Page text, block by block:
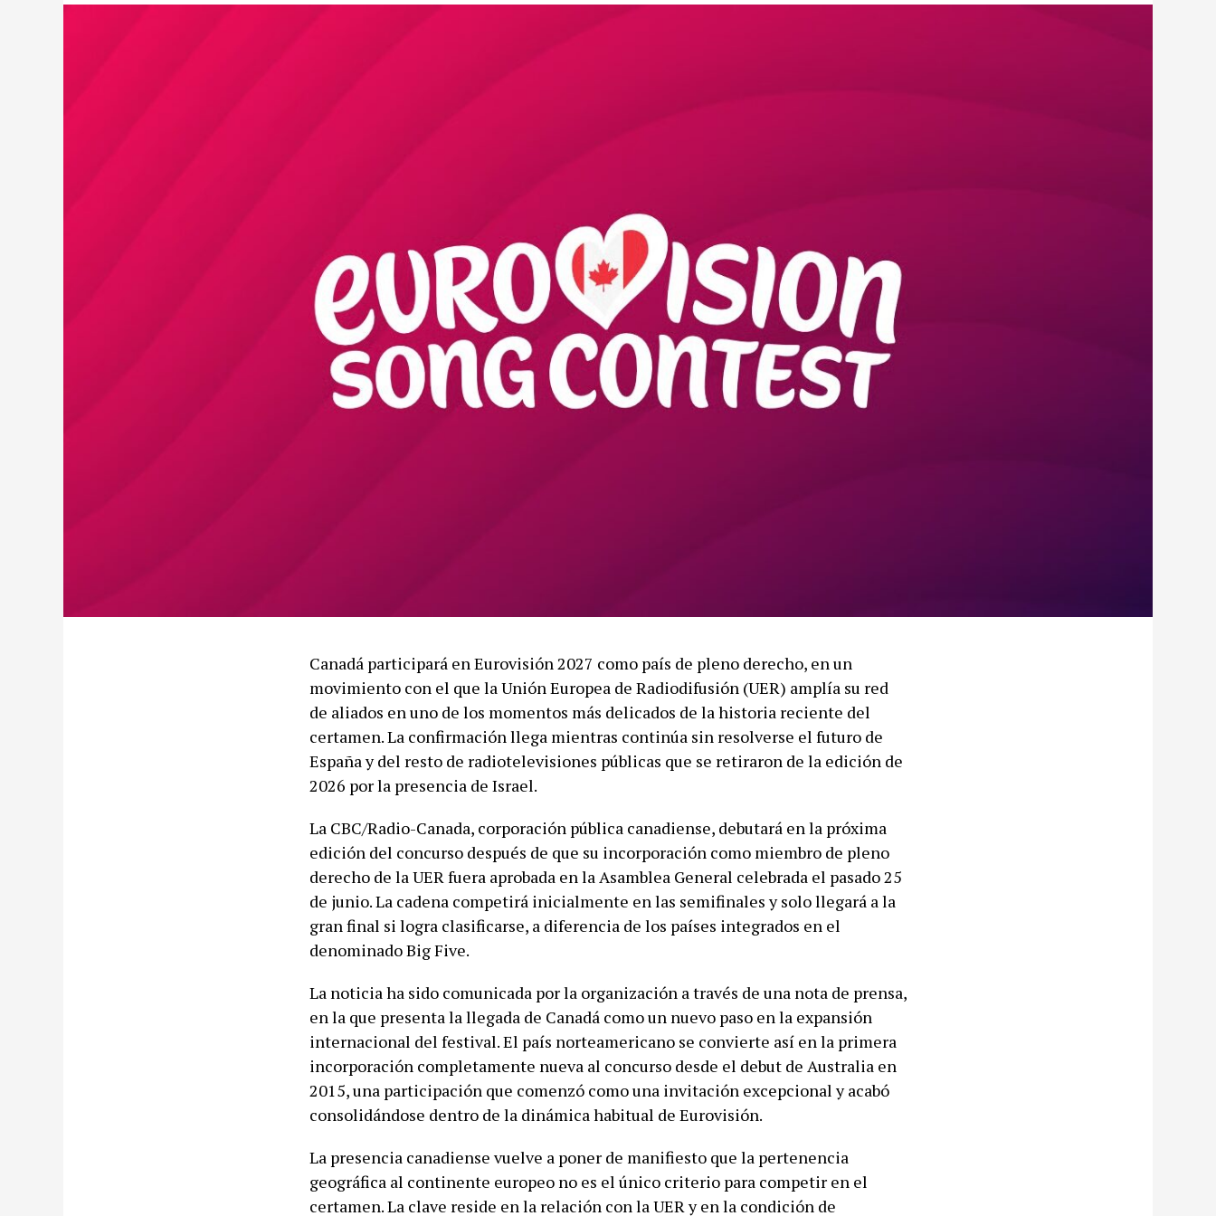
Canadá participará en Eurovisión 2027 como país de pleno derecho, en un
movimiento con el que la Unión Europea de Radiodifusión (UER) amplía su red
de aliados en uno de los momentos más delicados de la historia reciente del
certamen. La confirmación llega mientras continúa sin resolverse el futuro de
España y del resto de radiotelevisiones públicas que se retiraron de la edición de
2026 por la presencia de Israel.
La CBC/Radio-Canada, corporación pública canadiense, debutará en la próxima
edición del concurso después de que su incorporación como miembro de pleno
derecho de la UER fuera aprobada en la Asamblea General celebrada el pasado 25
de junio. La cadena competirá inicialmente en las semifinales y solo llegará a la
gran final si logra clasificarse, a diferencia de los países integrados en el
denominado Big Five.
La noticia ha sido comunicada por la organización a través de una nota de prensa,
en la que presenta la llegada de Canadá como un nuevo paso en la expansión
internacional del festival. El país norteamericano se convierte así en la primera
incorporación completamente nueva al concurso desde el debut de Australia en
2015, una participación que comenzó como una invitación excepcional y acabó
consolidándose dentro de la dinámica habitual de Eurovisión.
La presencia canadiense vuelve a poner de manifiesto que la pertenencia
geográfica al continente europeo no es el único criterio para competir en el
certamen. La clave reside en la relación con la UER y en la condición de